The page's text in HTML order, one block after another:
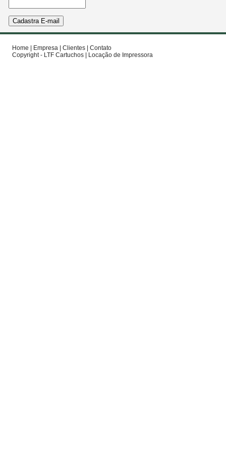
Home Empresa Clientes
Contato
Copyright - LTF Cartuchos |
Locação de Impressora